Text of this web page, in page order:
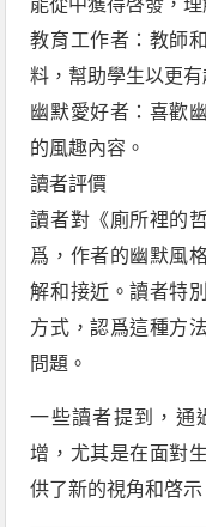
能從中獲得啓發，
教育工作者：教師
料，幫助學生以更
幽默愛好者：喜歡
的風趣內容。
讀者評價
讀者對《廁所裡的
爲，作者的幽默風
解和接近。讀者特
方式，認爲這種方
問題。
一些讀者提到，通
增，尤其是在面對
供了新的視角和啓示